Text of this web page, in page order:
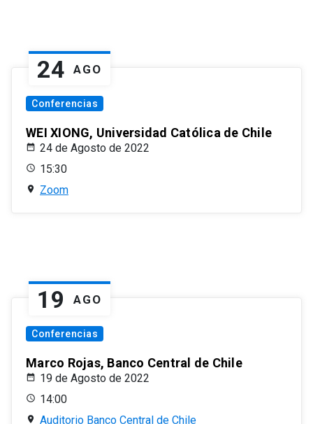
24 AGO
Conferencias
WEI XIONG, Universidad Católica de Chile
24 de Agosto de 2022
15:30
Zoom
19 AGO
Conferencias
Marco Rojas, Banco Central de Chile
19 de Agosto de 2022
14:00
Auditorio Banco Central de Chile